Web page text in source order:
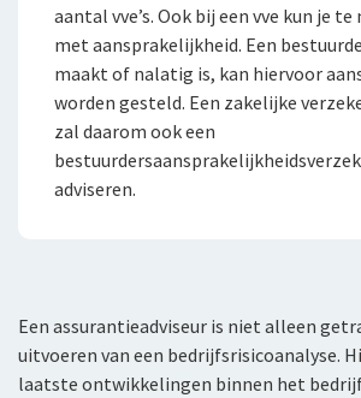
aantal vve’s. Ook bij een vve kun je
met aansprakelijkheid. Een
maakt of nalatig is, kan hiervoor
worden gesteld. Een zakelijke
zal daarom ook een
adviseren.
Een assurantieadviseur is niet alleen
uitvoeren van een bedrijfsrisicoanalyse.
laatste ontwikkelingen binnen het